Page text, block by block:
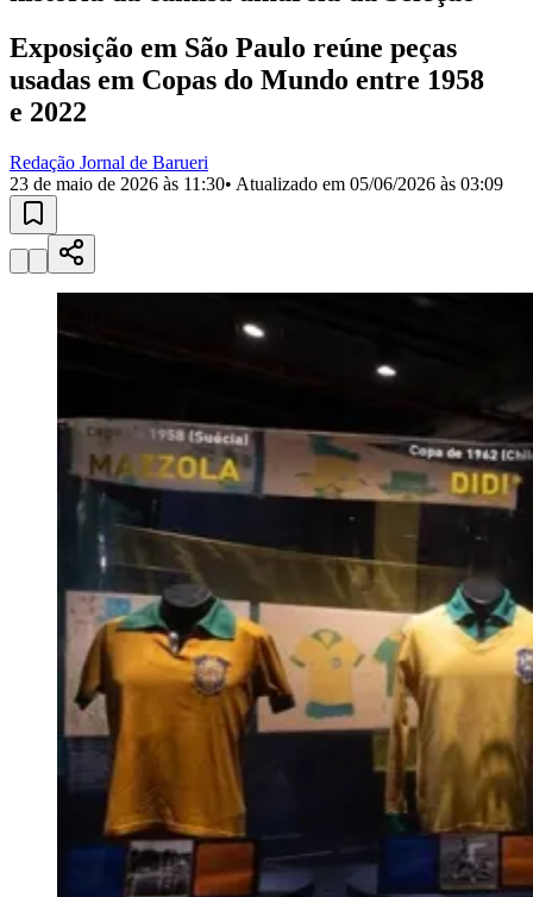
Selecione sua regiãoPara notícias da sua região
AldeiaAldeia da Serra
JubranBelval
RegiãoCotiaCruz PretaEngenho Novo
MilitarItapeviJandiraJardim AudirJardim BelvalJardim
Califórnia
EsperançaJardim Graziela
JulioJardim Líbano
MutingaJardim Paraíso
Jardim São PedroJardim São SilvestreJardim SilveiraJardim
Nova Aldeinha
Camargos
Parque Santa Luzia
Vila Boa Vista
EscadaVila PortoVotupoca
Para Sua Empresa
Anuncie no Portal
Guia de Empresas
Divulgar VagasNovo
Publicidade Legal
Negócios Regionais
Turismo
Segurança Regional
Hospitais Estaduais
Parques & Represas
Cidades da Região
Santana de Parnaíba
CarapicuíbaJandiraItapevi CotiaPirapora
do Bom Jesus Araçariguama Cajamar
Franco da
RochaFrancisco Morato Taboão da Serra Embu das Artes
São Roque
Para Sua Empresa
Anuncie Regional
Guia de Empresas
Vagas na RegiãoNovo
Exposição em São Paulo reúne peças
usadas em Copas do Mundo entre 1958
e 2022
Redação Jornal de Barueri
23 de maio de 2026 às 11:30• Atualizado em 05/06/2026 às 03:09